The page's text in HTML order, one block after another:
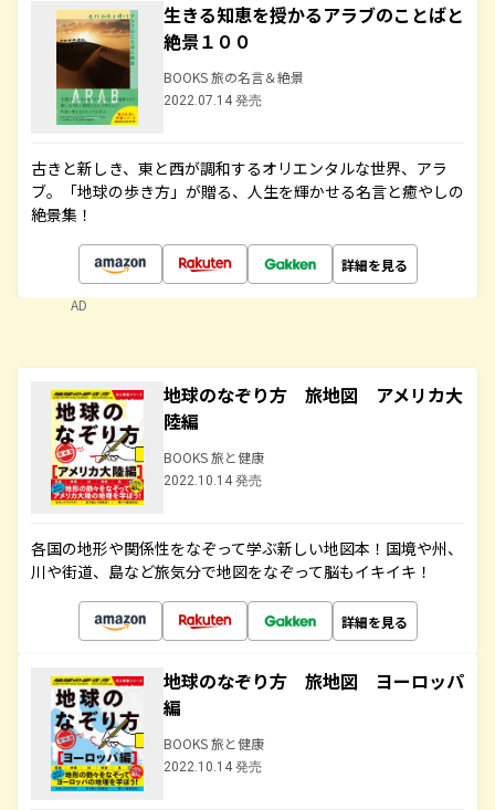
生きる知恵を授かるアラブのことばと
絶景１００
BOOKS 旅の名言＆絶景
2022.07.14 発売
古きと新しき、東と西が調和するオリエンタルな世界、アラ
ブ。「地球の歩き方」が贈る、人生を輝かせる名言と癒やしの
絶景集！
詳細を見る
AD
地球のなぞり方 旅地図 アメリカ大
陸編
BOOKS 旅と健康
2022.10.14 発売
各国の地形や関係性をなぞって学ぶ新しい地図本！国境や州、
川や街道、島など旅気分で地図をなぞって脳もイキイキ！
詳細を見る
地球のなぞり方 旅地図 ヨーロッパ
編
BOOKS 旅と健康
2022.10.14 発売